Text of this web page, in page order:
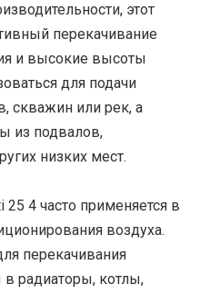
этот
перекачивание
и высокие высоты
для подачи
скважин или рек, а
из подвалов,
низких мест.
25 4 часто применяется в
воздуха.
перекачивания
в радиаторы, котлы,